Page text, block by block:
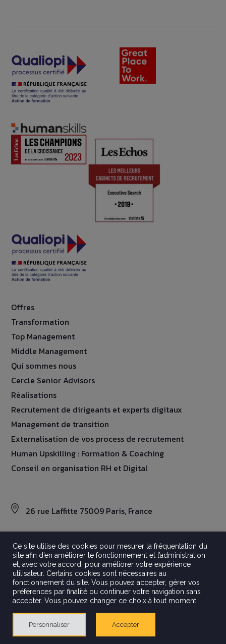
Offres
Transformation
Top Management
Middle Management
Qui sommes nous
Cercle Senior Advisors
Réalisations
Recrutement de dirigeants et experts digitaux
Management de transition
Externalisation de vos process de recrutement
Human Upskilling : Formation & Coaching
Conseil en organisation RH et Digital
26 rue Laffitte 75009 Paris, France
©2026 Aravati
Tout droits réservés
Mentions légales
Politique de confidentialité
Crédits
Ce site utilise des cookies pour mesurer la fréquentation du
site afin d’en améliorer le fonctionnement et l’administration
et, avec votre accord, pour améliorer votre expérience
utilisateur. Certains cookies sont nécessaires au
fonctionnement du site. Vous pouvez accepter, gérer vos
préférences par finalité ou continuer votre navigation sans
accepter. Vous pouvez changer ce choix à tout moment.
Personnaliser Accepter